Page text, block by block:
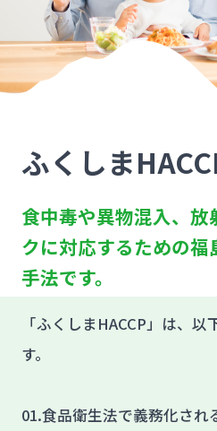
ふくしま
食中毒や異物混入、
クに対応するための
手法です。
「ふくしまHACCP」は、
す。
01.食品衛生法で義務化され